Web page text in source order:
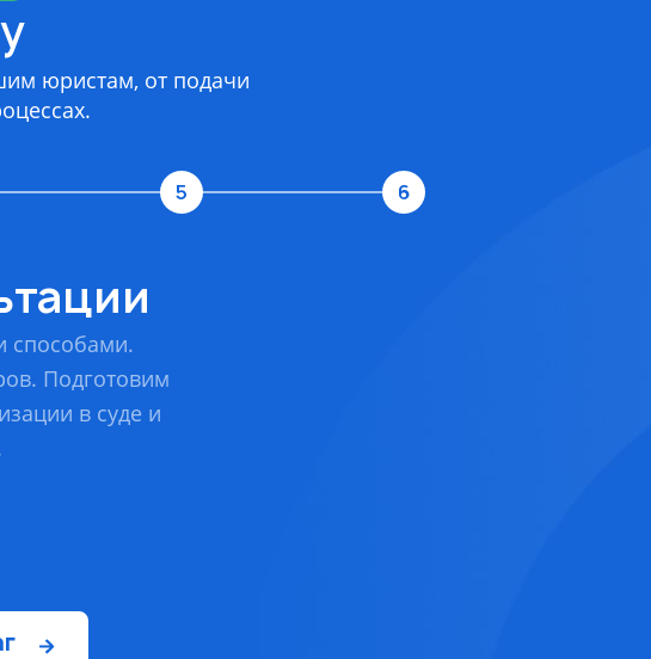
юристам, от подачи
5 6
способами.
Подготовим
в суде и